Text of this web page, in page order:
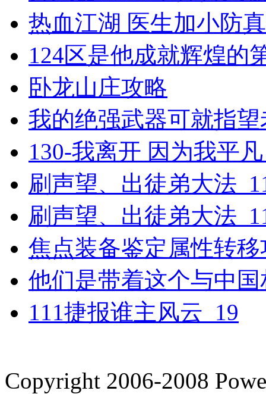
热血江湖 医生加小防
124区是他成就辉煌的
卧龙山庄攻略
我的绝强武器可就指
130-我离开 因为我平
刷声望、出徒弟大法
刷声望、出徒弟大法
焦点装备鉴定属性转
他们是带着这个与中
111捷报谁主风云_19
Copyright 2006-2008